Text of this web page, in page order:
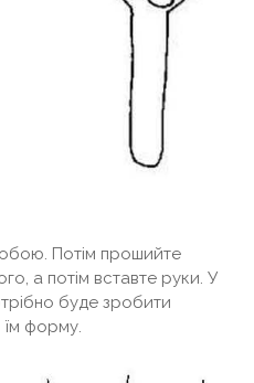
Потім прошийте
а потім вставте руки. У
буде зробити
їм форму.